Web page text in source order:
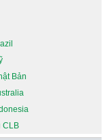
Bản
CLB